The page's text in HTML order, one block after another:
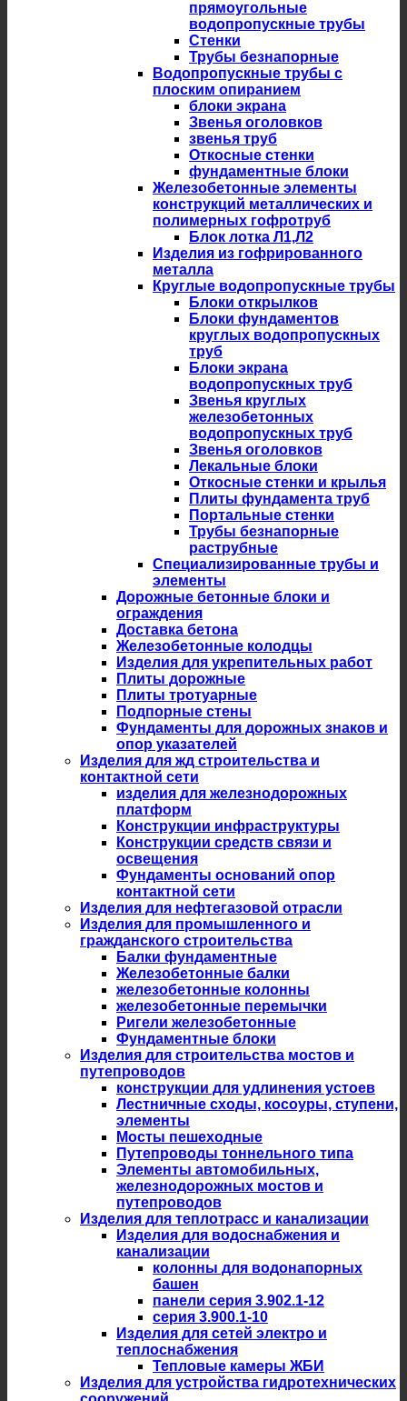
прямоугольные
водопропускные трубы
Стенки
Трубы безнапорные
Водопропускные трубы с
плоским опиранием
блоки экрана
Звенья оголовков
звенья труб
Откосные стенки
фундаментные блоки
Железобетонные элементы
конструкций металлических и
полимерных гофротруб
Блок лотка Л1,Л2
Изделия из гофрированного
металла
Круглые водопропускные трубы
Блоки открылков
Блоки фундаментов
круглых водопропускных
труб
Блоки экрана
водопропускных труб
Звенья круглых
железобетонных
водопропускных труб
Звенья оголовков
Лекальные блоки
Откосные стенки и крылья
Плиты фундамента труб
Портальные стенки
Трубы безнапорные
раструбные
Специализированные трубы и
элементы
Дорожные бетонные блоки и
ограждения
Доставка бетона
Железобетонные колодцы
Изделия для укрепительных работ
Плиты дорожные
Плиты тротуарные
Подпорные стены
Фундаменты для дорожных знаков и
опор указателей
Изделия для жд строительства и
контактной сети
изделия для железнодорожных
платформ
Конструкции инфраструктуры
Конструкции средств связи и
освещения
Фундаменты оснований опор
контактной сети
Изделия для нефтегазовой отрасли
Изделия для промышленного и
гражданского строительства
Балки фундаментные
Железобетонные балки
железобетонные колонны
железобетонные перемычки
Ригели железобетонные
Фундаментные блоки
Изделия для строительства мостов и
путепроводов
конструкции для удлинения устоев
Лестничные сходы, косоуры, ступени,
элементы
Мосты пешеходные
Путепроводы тоннельного типа
Элементы автомобильных,
железнодорожных мостов и
путепроводов
Изделия для теплотрасс и канализации
Изделия для водоснабжения и
канализации
колонны для водонапорных
башен
панели серия 3.902.1-12
серия 3.900.1-10
Изделия для сетей электро и
теплоснабжения
Тепловые камеры ЖБИ
Изделия для устройства гидротехнических